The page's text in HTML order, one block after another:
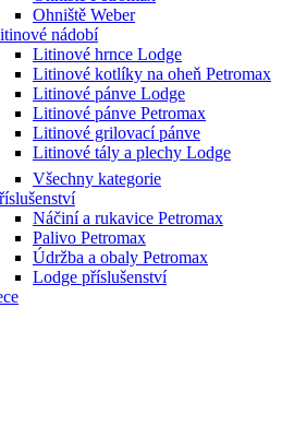
Ohniště Weber
nádobí
Litinové hrnce Lodge
Litinové kotlíky na oheň Petromax
Litinové pánve Lodge
Litinové pánve Petromax
Litinové grilovací pánve
Litinové tály a plechy Lodge
Všechny kategorie
Náčiní a rukavice Petromax
Palivo Petromax
Údržba a obaly Petromax
Lodge příslušenství